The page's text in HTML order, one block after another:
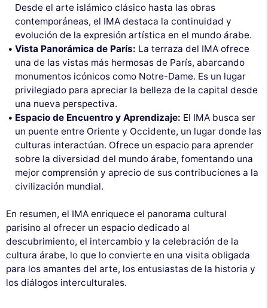
Desde el arte islámico clásico hasta las obras
contemporáneas, el IMA destaca la continuidad y
evolución de la expresión artística en el mundo árabe.
Vista Panorámica de París: La terraza del IMA ofrece
una de las vistas más hermosas de París, abarcando
monumentos icónicos como Notre-Dame. Es un lugar
privilegiado para apreciar la belleza de la capital desde
una nueva perspectiva.
Espacio de Encuentro y Aprendizaje: El IMA busca ser
un puente entre Oriente y Occidente, un lugar donde las
culturas interactúan. Ofrece un espacio para aprender
sobre la diversidad del mundo árabe, fomentando una
mejor comprensión y aprecio de sus contribuciones a la
civilización mundial.
En resumen, el IMA enriquece el panorama cultural
parisino al ofrecer un espacio dedicado al
descubrimiento, el intercambio y la celebración de la
cultura árabe, lo que lo convierte en una visita obligada
para los amantes del arte, los entusiastas de la historia y
los diálogos interculturales.